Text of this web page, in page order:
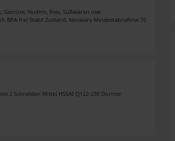
Gemüse, Nudeln, Reis, Süßwaren usw.
BPA frei Stabil Zustand: Neuware Mindestabnahme 70
2 Schneiden Mittel HSSAI Q122-230 Dormer